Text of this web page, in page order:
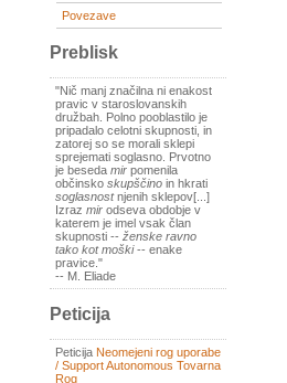
Povezave
Preblisk
"Nič manj značilna ni enakost
pravic v staroslovanskih
družbah. Polno pooblastilo je
pripadalo celotni skupnosti, in
zatorej so se morali sklepi
sprejemati soglasno. Prvotno
je beseda mir pomenila
občinsko skupščino in hkrati
soglasnostnjenih sklepov[...]
Izraz mir odseva obdobje v
katerem je imel vsak član
skupnosti -- ženske ravno
tako kot moški-- enake
pravice."
-- M. Eliade
Peticija
Peticija Neomejeni rog uporabe
/ Support Autonomous Tovarna
Rog